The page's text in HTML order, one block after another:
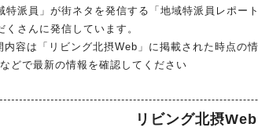
特派員」が街ネタを発信する「地域特派員レポ
くさんに発信しています。
容は「リビング北摂Web」に掲載された時点の
どで最新の情報を確認してください
リビング北摂